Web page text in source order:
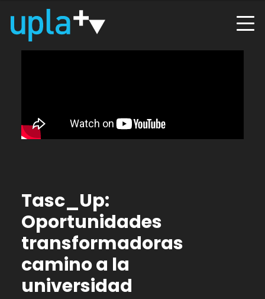
Tasc_Up:
Oportunidades
transformadoras
camino a la
universidad